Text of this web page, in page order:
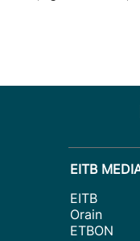
EITB
EITB
Orain
ETBON